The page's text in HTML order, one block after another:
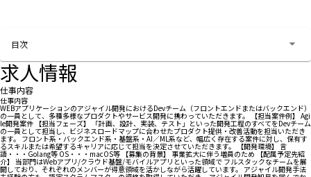
目次
求人情報
仕事内容
仕事内容
WEBアプリケーションのアジャイル開発におけるDevチーム（フロントエンドまたはバックエンド）
の一員として、多種多様なプロダクトやサービス開発に携わっていただきます。 【担当案件例】 Agi
le開発案件 【担当フェーズ】 「計画、設計、実装、テスト」といった開発工程のすべてをDevチーム
の一員として担当し、ビジネスロードマップに合わせたプロダクト提供・改善活動を担当いただき
ます。 フロント系・バックエンド系・基盤系・AI／ML系など、幅広く存在する案件に対し、保有す
るスキルまたは希望するキャリアに応じて担当を決定させていただきます。 【開発環境】 言
語・・・Golang等 OS・・・macOS等 【募集の背景】 事業拡大に伴う増員のため 【配属予定先紹
介】 当部門はWebアプリ/クラウド基盤/モバイルアプリといった領域で フルスタックなチームを展
開しており、それぞれのメンバーが得意領域を活かしながら活躍しています。 アジャイル開発手法